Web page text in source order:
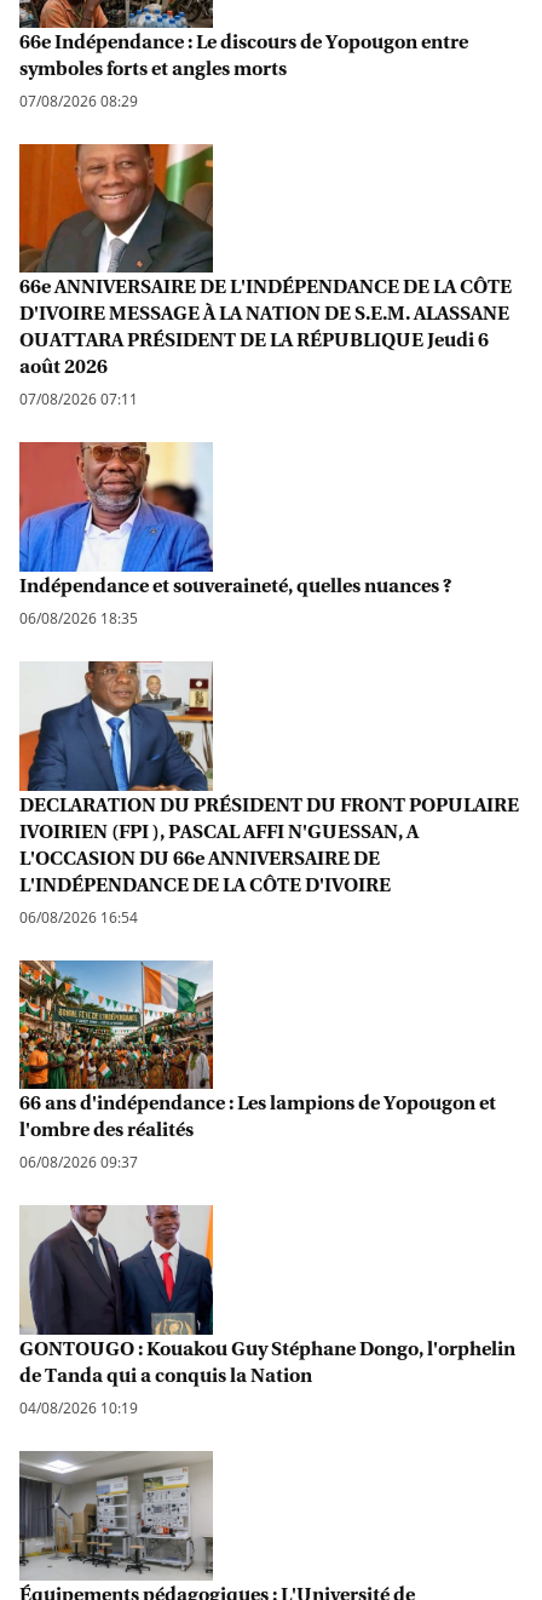
66e Indépendance : Le discours de Yopougon entre
symboles forts et angles morts
07/08/2026 08:29
66e ANNIVERSAIRE DE L'INDÉPENDANCE DE LA CÔTE
D'IVOIRE MESSAGE À LA NATION DE S.E.M. ALASSANE
OUATTARA PRÉSIDENT DE LA RÉPUBLIQUE Jeudi 6
août 2026
07/08/2026 07:11
Indépendance et souveraineté, quelles nuances ?
06/08/2026 18:35
DECLARATION DU PRÉSIDENT DU FRONT POPULAIRE
IVOIRIEN (FPI ), PASCAL AFFI N'GUESSAN, A
L'OCCASION DU 66e ANNIVERSAIRE DE
L'INDÉPENDANCE DE LA CÔTE D'IVOIRE
06/08/2026 16:54
66 ans d'indépendance : Les lampions de Yopougon et
l'ombre des réalités
06/08/2026 09:37
GONTOUGO : Kouakou Guy Stéphane Dongo, l'orphelin
de Tanda qui a conquis la Nation
04/08/2026 10:19
Équipements pédagogiques : L'Université de